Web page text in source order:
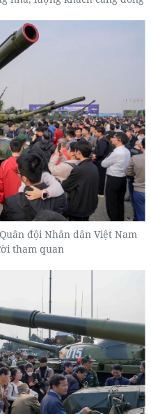
đội Nhân dân Việt Nam
tham quan